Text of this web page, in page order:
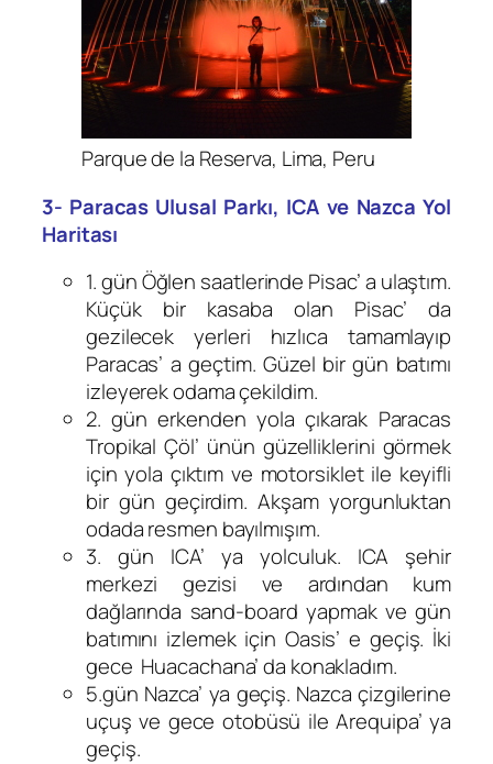
Parque de la Reserva, Lima, Peru
3- Paracas Ulusal Parkı, ICA ve Nazca Yol
Haritası
1. gün Öğlen saatlerinde Pisac’ a ulaştım.
Küçük bir kasaba olan Pisac’ da
gezilecek yerleri hızlıca tamamlayıp
Paracas’ a geçtim. Güzel bir gün batımı
izleyerek odama çekildim.
2. gün erkenden yola çıkarak Paracas
Tropikal Çöl’ ünün güzelliklerini görmek
için yola çıktım ve motorsiklet ile keyifli
bir gün geçirdim. Akşam yorgunluktan
odada resmen bayılmışım.
3. gün ICA’ ya yolculuk. ICA şehir
merkezi gezisi ve ardından kum
dağlarında sand-board yapmak ve gün
batımını izlemek için Oasis’ e geçiş. İki
gece Huacachana’ da konakladım.
5.gün Nazca’ ya geçiş. Nazca çizgilerine
uçuş ve gece otobüsü ile Arequipa’ ya
geçiş.